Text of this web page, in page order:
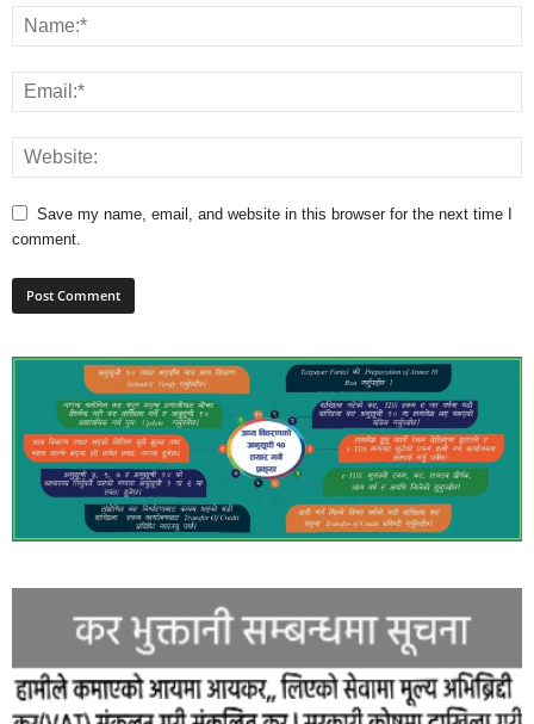
Save my name, email, and website in this browser for the next time I
comment.